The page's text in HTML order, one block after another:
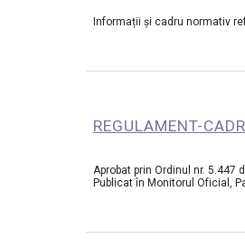
Informații și cadru normativ
REGULAMENT-
Aprobat prin Ordinul nr.
Publicat în Monitorul Oficial,